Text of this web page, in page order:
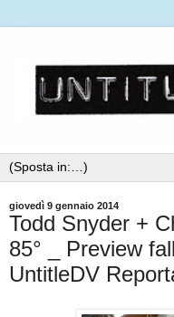
giovedì 9 gennaio 2014
Todd Snyder +
85° _ Preview
UntitleDV